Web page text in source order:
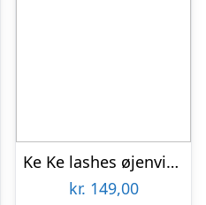
Ke Ke lashes øjenvipper Penelope gennemsigtig bånd
kr. 149,00